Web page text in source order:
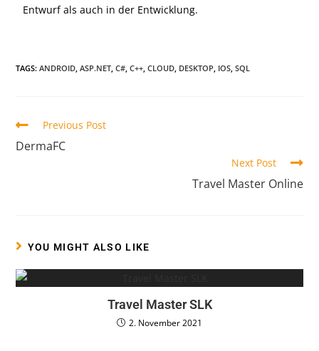
Entwurf als auch in der Entwicklung.
TAGS:ANDROID, ASP.NET, C#, C++, CLOUD, DESKTOP, IOS, SQL
Previous Post
DermaFC
Next Post
Travel Master Online
YOU MIGHT ALSO LIKE
Travel Master SLK
2. November 2021